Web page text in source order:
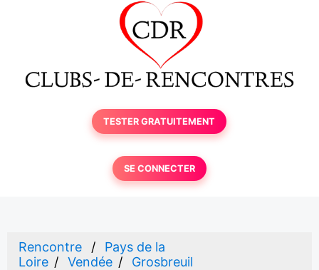
TESTER GRATUITEMENT
SE CONNECTER
Rencontre
Pays de la
Loire
Vendée Grosbreuil